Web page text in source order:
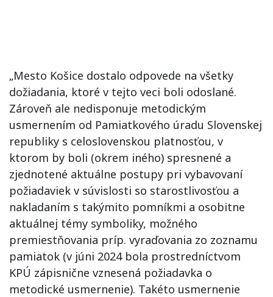
„Mesto Košice dostalo odpovede na všetky
dožiadania, ktoré v tejto veci boli odoslané.
Zároveň ale nedisponuje metodickým
usmernením od Pamiatkového úradu Slovenskej
republiky s celoslovenskou platnosťou, v
ktorom by boli (okrem iného) spresnené a
zjednotené aktuálne postupy pri vybavovaní
požiadaviek v súvislosti so starostlivosťou a
nakladaním s takýmito pomníkmi a osobitne
aktuálnej témy symboliky, možného
premiestňovania príp. vyraďovania zo zoznamu
pamiatok (v júni 2024 bola prostredníctvom
KPÚ zápisnične vznesená požiadavka o
metodické usmernenie). Takéto usmernenie